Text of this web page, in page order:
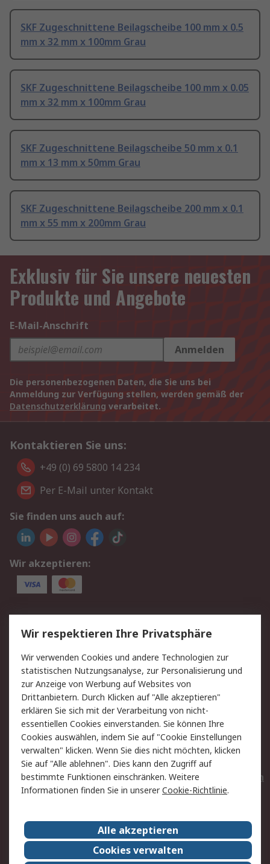
SKF Zugeschnittene Beilagscheibe 100 mm x 0.5
mm x 32 mm x 100mm Grau
SKF Zugeschnittene Beilagscheibe 100 mm x 0.05
mm x 32 mm x 100mm Grau
SKF Zugeschnittene Beilagscheibe 50 mm x 0.1
mm x 13 mm x 50mm Grau
SKF Zugeschnittene Beilagscheibe 200 mm x 0.1
mm x 55 mm x 200mm Grau
Exklusiv für Sie unsere neuesten
Produkte und Angebote
E-Mail-Anschrift
Anmelden
Die personenbezogenen Daten, die Sie uns bei
Anmeldung zur Verfügung stellen, werden gemäß der
Datenschutzerklärung verarbeitet.
Kontaktieren Sie uns:
+49 (0) 69 5800 14 234
Per E-Mail unter Kontakt
Sie finden uns auch auf:
Wir akzeptieren:
Service
Value Added Services
Lieferlösungen
Rücksendungen
Kontakt
Hilfe
Privatkunden
Rechtliches
AGB
Datenschutz
Cookie-Richtlinie
Zahlungsbedingungen
Copyright/Impressum
Entsorgung
Elektrogeräte/Batterien
RS weltweit
Karriere bei RS
Nachhaltigkeit
Wir respektieren Ihre Privatsphäre
Wir verwenden Cookies und andere Technologien zur
statistischen Nutzungsanalyse, zur Personalisierung und
zur Anzeige von Werbung auf Websites von
Drittanbietern. Durch Klicken auf "Alle akzeptieren"
erklären Sie sich mit der Verarbeitung von nicht-
essentiellen Cookies einverstanden. Sie können Ihre
Cookies auswählen, indem Sie auf "Cookie Einstellungen
verwalten" klicken. Wenn Sie dies nicht möchten, klicken
Sie auf "Alle ablehnen". Dies kann den Zugriff auf
bestimmte Funktionen einschränken. Weitere
Informationen finden Sie in unsererCookie-Richtlinie.
Alle akzeptieren
Cookies verwalten